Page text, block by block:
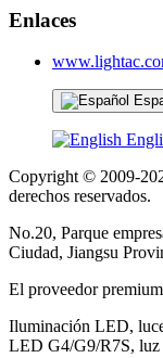
Enlaces
Copyright © 2009-
derechos reservados.
No.20, Parque
Ciudad, Jiangsu
El proveedor
Iluminación LED,
LED G4/G9/R7S,